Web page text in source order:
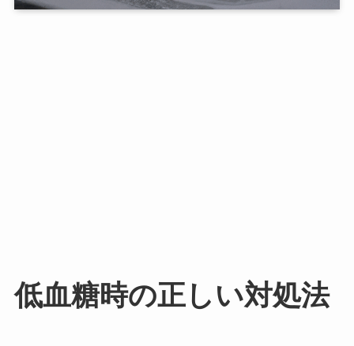
低血糖時の正しい対処法